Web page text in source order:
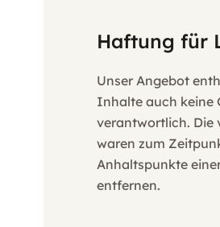
Haftung für
Unser Angebot
Inhalte auch keine
verantwortlich. Die
waren zum
Anhaltspunkte
entfernen.